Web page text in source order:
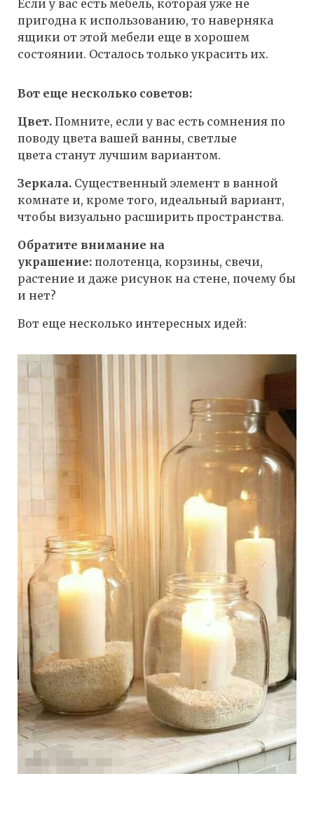
Если у вас есть мебель, которая уже не
пригодна к использованию, то наверняка
ящики от этой мебели еще в хорошем
состоянии. Осталось только украсить их.
Вот еще несколько советов:
Цвет. Помните, если у вас есть сомнения по
поводу цвета вашей ванны, светлые
цвета станут лучшим вариантом.
Зеркала. Существенный элемент в ванной
комнате и, кроме того, идеальный вариант,
чтобы визуально расширить пространства.
Обратите внимание на
украшение: полотенца, корзины, свечи,
растение и даже рисунок на стене, почему бы
и нет?
Вот еще несколько интересных идей: